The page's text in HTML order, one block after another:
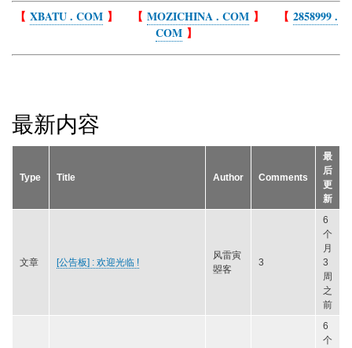
包
屑
【 XBATU . COM】 【 MOZICHINA . COM】 【 2858999 .
COM】
最新内容
Type Title Author Comments
最
后
更
新
文章 [公告板] : 欢迎光临 !
风雷寅
曌客
3
6
个
月
3
周
之
前
6
个